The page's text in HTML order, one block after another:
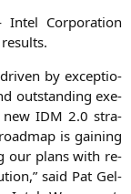
Cor­po­ra­ti­on
by excep­tio­
out­stan­ding exe­
IDM 2.0 stra­
is gai­ning
our plans with re-
said Pat Gel­